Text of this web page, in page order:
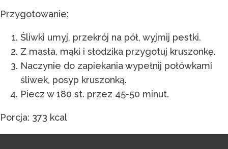
Przygotowanie:
Śliwki umyj, przekrój na pół, wyjmij pestki.
Z masła, mąki i słodzika przygotuj kruszonkę.
Naczynie do zapiekania wypełnij połówkami
śliwek, posyp kruszonką.
Piecz w 180 st. przez 45-50 minut.
Porcja: 373 kcal